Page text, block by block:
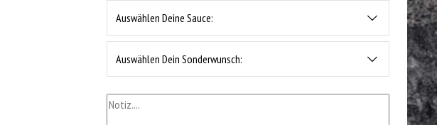
Auswählen Deine Sauce:
Auswählen Dein Sonderwunsch: